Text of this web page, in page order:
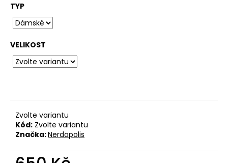
TYP
VELIKOST
Zvolte variantu
Kód: Zvolte variantu
Značka:Nerdopolis
p
o
r
u
č
u
m
e
BAVLNĚNÉ
TRIČKO